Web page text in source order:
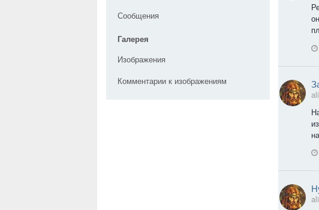
Сообщения
Галерея
Изображения
Комментарии к изображениям